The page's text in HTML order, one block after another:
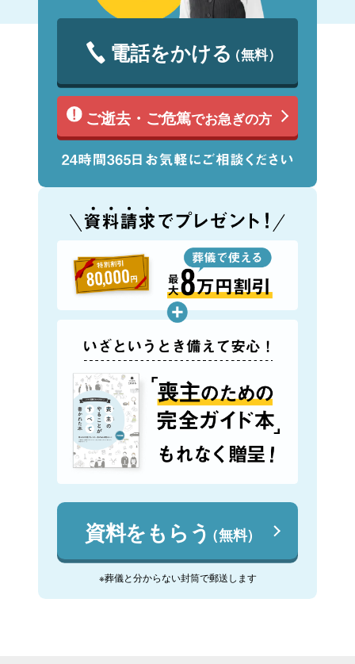
電話をかける（無料）
ご逝去・ご危篤でお急ぎの方
資料をもらう（無料）
※葬儀と分からない封筒で郵送します